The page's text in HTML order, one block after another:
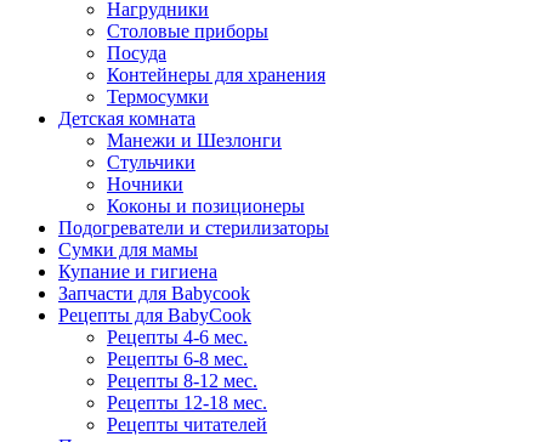
Нагрудники
Столовые приборы
Посуда
Контейнеры для хранения
Термосумки
Детская комната
Манежи и Шезлонги
Стульчики
Ночники
Коконы и позиционеры
Подогреватели и стерилизаторы
Сумки для мамы
Купание и гигиена
Запчасти для Babycook
Рецепты для BabyCook
Рецепты 4-6 мес.
Рецепты 6-8 мес.
Рецепты 8-12 мес.
Рецепты 12-18 мес.
Рецепты читателей